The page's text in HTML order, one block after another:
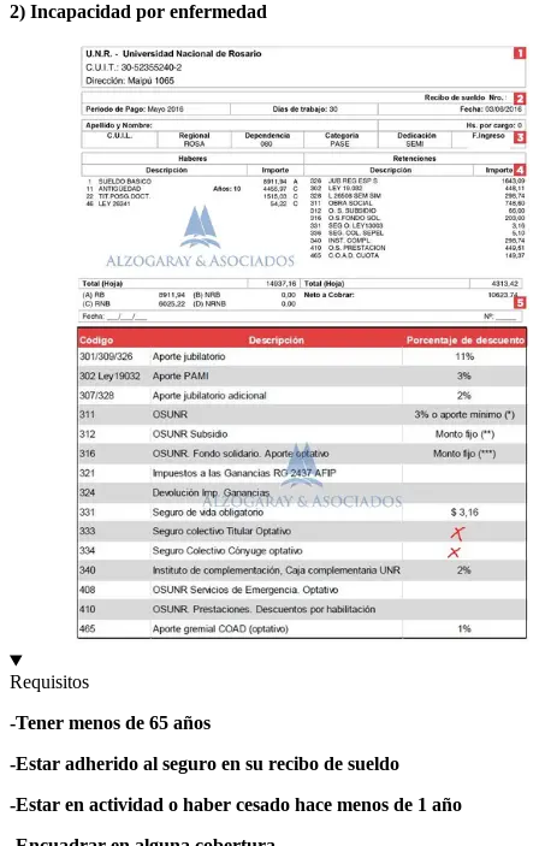
2) Incapacidad por enfermedad
Requisitos
-Tener menos de 65 años
-Estar adherido al seguro en su recibo de sueldo
-Estar en actividad o haber cesado hace menos de 1 año